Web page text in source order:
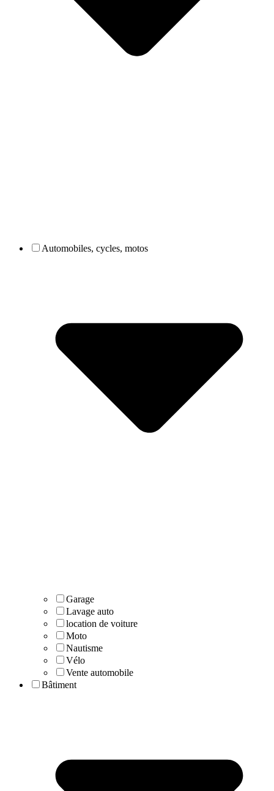
Automobiles, cycles, motos
Garage
Lavage auto
location de voiture
Moto
Nautisme
Vélo
Vente automobile
Bâtiment